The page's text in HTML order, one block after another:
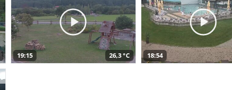
19:15 26,3 °C 18:54